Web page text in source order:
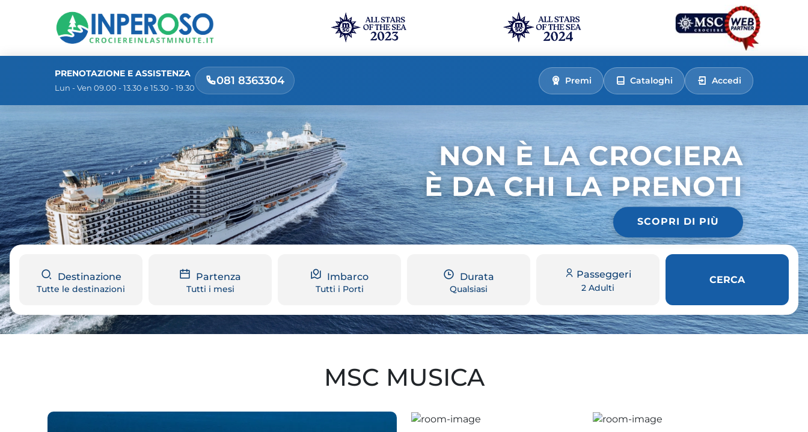
PRENOTAZIONE E ASSISTENZA
Lun - Ven 09.00 - 13.30 e 15.30 - 19.30
081 8363304 Premi Cataloghi Accedi
NON È LA CROCIERA
È DA CHI LA PRENOTI
SCOPRI DI PIÙ
Destinazione
Tutte le destinazioni
Partenza
Tutti i mesi
Imbarco
Tutti i Porti
Durata
Qualsiasi
Passeggeri
2 Adulti
CERCA
MSC MUSICA